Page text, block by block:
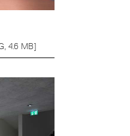
4.6 MB]